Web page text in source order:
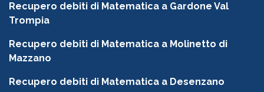
Recupero debiti di Matematica a Gardone Val
Trompia
Recupero debiti di Matematica a Molinetto di
Mazzano
Recupero debiti di Matematica a Desenzano